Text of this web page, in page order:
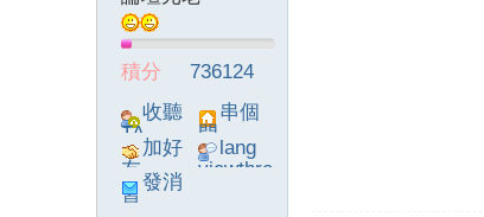
積分
736124
收聽
TA
串個
門
加好
友
lang
viewthre
發消
息